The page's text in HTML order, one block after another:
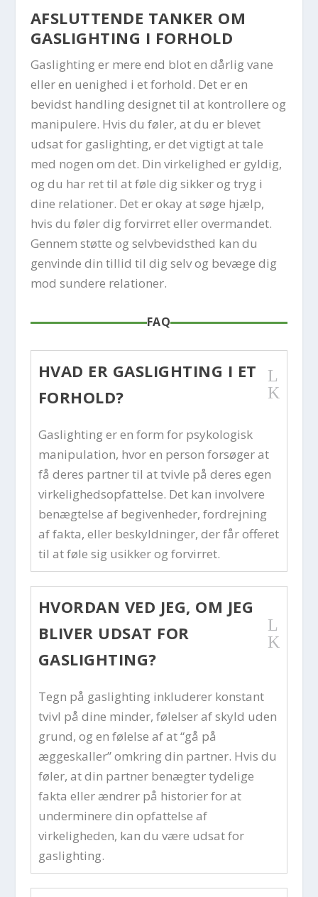
AFSLUTTENDE TANKER OM
GASLIGHTING I FORHOLD
Gaslighting er mere end blot en dårlig vane
eller en uenighed i et forhold. Det er en
bevidst handling designet til at kontrollere og
manipulere. Hvis du føler, at du er blevet
udsat for gaslighting, er det vigtigt at tale
med nogen om det. Din virkelighed er gyldig,
og du har ret til at føle dig sikker og tryg i
dine relationer. Det er okay at søge hjælp,
hvis du føler dig forvirret eller overmandet.
Gennem støtte og selvbevidsthed kan du
genvinde din tillid til dig selv og bevæge dig
mod sundere relationer.
FAQ
HVAD ER GASLIGHTING I ET
FORHOLD?
L
K
Gaslighting er en form for psykologisk
manipulation, hvor en person forsøger at
få deres partner til at tvivle på deres egen
virkelighedsopfattelse. Det kan involvere
benægtelse af begivenheder, fordrejning
af fakta, eller beskyldninger, der får offeret
til at føle sig usikker og forvirret.
HVORDAN VED JEG, OM JEG
BLIVER UDSAT FOR
GASLIGHTING?
L
K
Tegn på gaslighting inkluderer konstant
tvivl på dine minder, følelser af skyld uden
grund, og en følelse af at “gå på
æggeskaller” omkring din partner. Hvis du
føler, at din partner benægter tydelige
fakta eller ændrer på historier for at
underminere din opfattelse af
virkeligheden, kan du være udsat for
gaslighting.